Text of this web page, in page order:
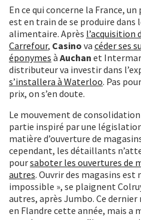
En ce qui concerne la France,
est en train de se produire
alimentaire. Après l’acquisition
Carrefour, Casino va céder ses
éponymes à Auchan et
distributeur va investir dans
s’installera à Waterloo. Pas
prix, on s’en doute.
Le mouvement de
partie inspiré par une
matière d’ouverture de
cependant, les détaillants
poursaboter les ouvertures de
autres. Ouvrir des magasins est
impossible », se plaignent
autres, après Jumbo. Ce dernier
en Flandre cette année, mais a